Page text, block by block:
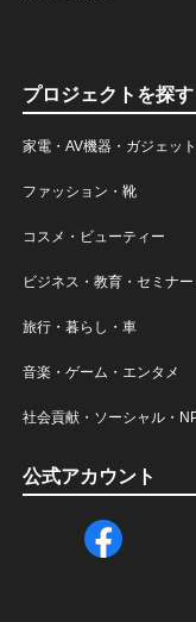
プロジェクトを探す
家電・AV機器・ガジェット
ファッション・靴
コスメ・ビューティー
ビジネス・教育・セミナー
旅行・暮らし・車
音楽・ゲーム・エンタメ
社会貢献・ソーシャル・
公式アカウント